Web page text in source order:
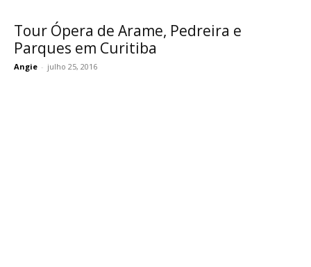
Tour Ópera de Arame, Pedreira e
Parques em Curitiba
Angie - julho 25, 2016